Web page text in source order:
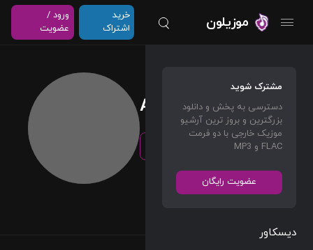
موزیلون
خرید
اشتراک
ورود /
عضویت
مشترک شوید
دسترسی به پخش و دانلود
بزرگترین و بروز ترین آرشیو
موزیک خارجی با دو فرمت
FLAC و MP3
عضویت رایگان
دیسکاور
Amir